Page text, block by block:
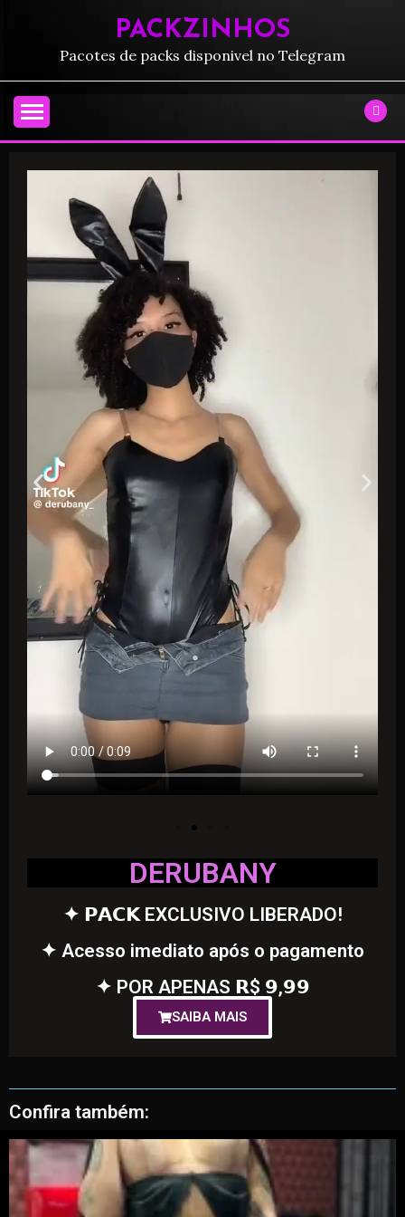
PACKZINHOS
Pacotes de packs disponivel no Telegram
DERUBANY
✦ 𝗣𝗔𝗖𝗞 EXCLUSIVO LIBERADO!
✦ Acesso imediato após o pagamento
✦ POR APENAS 𝗥$ 𝟵,𝟵𝟵
SAIBA MAIS
Confira também: